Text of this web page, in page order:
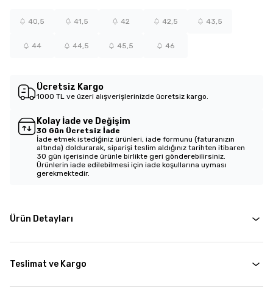
40,5 41,5 42 42,5 43,5
44 44,5 45,5 46
Ücretsiz Kargo
1000 TL ve üzeri alışverişlerinizde ücretsiz kargo.
Kolay İade ve Değişim
30 Gün Ücretsiz İade
İade etmek istediğiniz ürünleri, iade formunu (faturanızın
altında) doldurarak, siparişi teslim aldığınız tarihten itibaren
30 gün içerisinde ürünle birlikte geri gönderebilirsiniz.
Ürünlerin iade edilebilmesi için iade koşullarına uyması
gerekmektedir.
Ürün Detayları
Teslimat ve Kargo